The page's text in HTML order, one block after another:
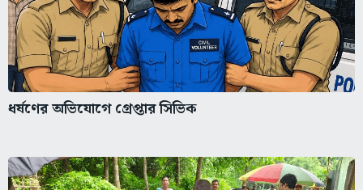
ধর্ষণের অভিযোগে গ্রেপ্তার সিভিক